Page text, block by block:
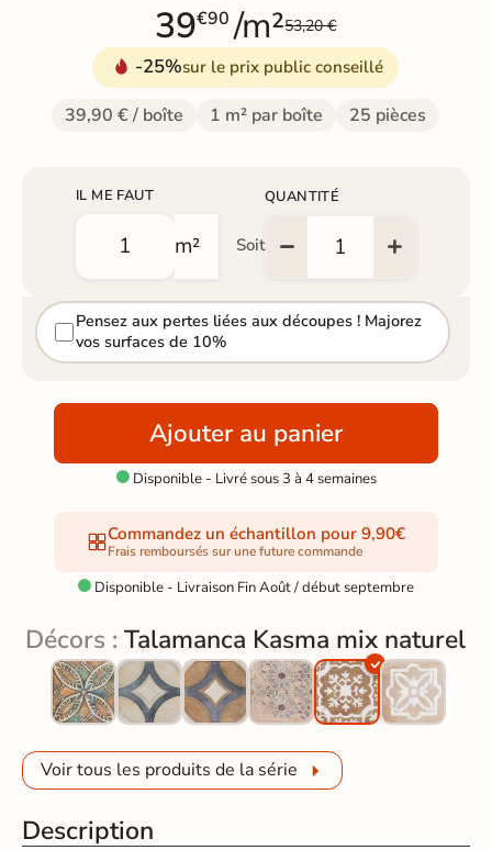
39€90 /m²53,20 €
-25%sur le prix public conseillé
39,90 € / boîte 1 m² par boîte 25 pièces
IL ME FAUT
m² Soit
QUANTITÉ
Pensez aux pertes liées aux découpes ! Majorez
vos surfaces de 10%
Ajouter au panier
Disponible - Livré sous 3 à 4 semaines
Commandez un échantillon pour 9,90€
Frais remboursés sur une future commande
 Disponible - Livraison Fin Août / début septembre
Décors :Talamanca Kasma mix naturel
Voir tous les produits de la série
Description